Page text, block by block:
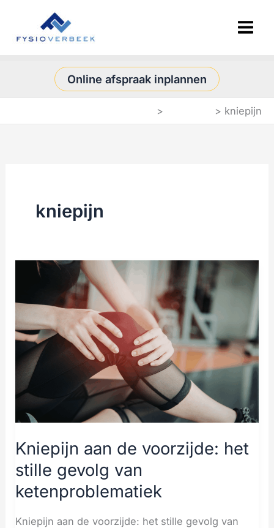
Online afspraak inplannen
kniepijn
kniepijn
Kniepijn aan de voorzijde: het
stille gevolg van
ketenproblematiek
Kniepijn aan de voorzijde: het stille gevolg van
Kniepijn
de
voorzijde:
het
stille
gevolg
van
ketenproblematiek